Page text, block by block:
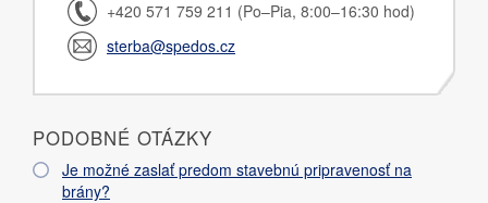
+420 571 759 211 (Po–Pia, 8:00–16:30 hod)
sterba@spedos.cz
PODOBNÉ OTÁZKY
Je možné zaslať predom stavebnú pripravenosť na
brány?